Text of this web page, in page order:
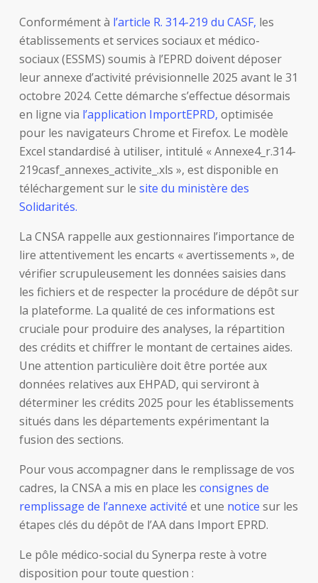
Conformément à l’article R. 314-219 du CASF, les
établissements et services sociaux et médico-
sociaux (ESSMS) soumis à l’EPRD doivent déposer
leur annexe d’activité prévisionnelle 2025 avant le 31
octobre 2024. Cette démarche s’effectue désormais
en ligne via l’application ImportEPRD, optimisée
pour les navigateurs Chrome et Firefox. Le modèle
Excel standardisé à utiliser, intitulé « Annexe4_r.314-
219casf_annexes_activite_.xls », est disponible en
téléchargement sur le site du ministère des
Solidarités.
La CNSA rappelle aux gestionnaires l’importance de
lire attentivement les encarts « avertissements », de
vérifier scrupuleusement les données saisies dans
les fichiers et de respecter la procédure de dépôt sur
la plateforme. La qualité de ces informations est
cruciale pour produire des analyses, la répartition
des crédits et chiffrer le montant de certaines aides.
Une attention particulière doit être portée aux
données relatives aux EHPAD, qui serviront à
déterminer les crédits 2025 pour les établissements
situés dans les départements expérimentant la
fusion des sections.
Pour vous accompagner dans le remplissage de vos
cadres, la CNSA a mis en place les consignes de
remplissage de l’annexe activité et une notice sur les
étapes clés du dépôt de l’AA dans Import EPRD.
Le pôle médico-social du Synerpa reste à votre
disposition pour toute question :